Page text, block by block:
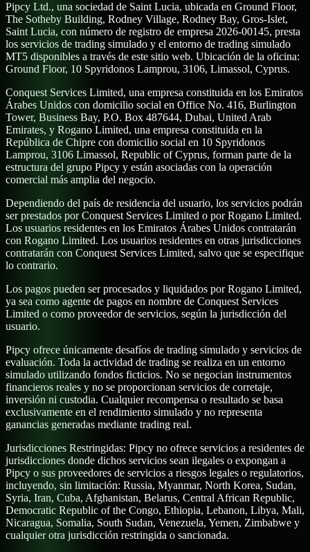
Pipcy Ltd., una sociedad de Saint Lucia, ubicada en Ground Floor,
The Sotheby Building, Rodney Village, Rodney Bay, Gros-Islet,
Saint Lucia, con número de registro de empresa 2026-00145, presta
los servicios de trading simulado y el entorno de trading simulado
MT5 disponibles a través de este sitio web. Ubicación de la oficina:
Ground Floor, 10 Spyridonos Lamprou, 3106, Limassol, Cyprus.
Conquest Services Limited, una empresa constituida en los Emiratos
Árabes Unidos con domicilio social en Office No. 416, Burlington
Tower, Business Bay, P.O. Box 487644, Dubai, United Arab
Emirates, y Rogano Limited, una empresa constituida en la
República de Chipre con domicilio social en 10 Spyridonos
Lamprou, 3106 Limassol, Republic of Cyprus, forman parte de la
estructura del grupo Pipcy y están asociadas con la operación
comercial más amplia del negocio.
Dependiendo del país de residencia del usuario, los servicios podrán
ser prestados por Conquest Services Limited o por Rogano Limited.
Los usuarios residentes en los Emiratos Árabes Unidos contratarán
con Rogano Limited. Los usuarios residentes en otras jurisdicciones
contratarán con Conquest Services Limited, salvo que se especifique
lo contrario.
Los pagos pueden ser procesados y liquidados por Rogano Limited,
ya sea como agente de pagos en nombre de Conquest Services
Limited o como proveedor de servicios, según la jurisdicción del
usuario.
Pipcy ofrece únicamente desafíos de trading simulado y servicios de
evaluación. Toda la actividad de trading se realiza en un entorno
simulado utilizando fondos ficticios. No se negocian instrumentos
financieros reales y no se proporcionan servicios de corretaje,
inversión ni custodia. Cualquier recompensa o resultado se basa
exclusivamente en el rendimiento simulado y no representa
ganancias generadas mediante trading real.
Jurisdicciones Restringidas: Pipcy no ofrece servicios a residentes de
jurisdicciones donde dichos servicios sean ilegales o expongan a
Pipcy o sus proveedores de servicios a riesgos legales o regulatorios,
incluyendo, sin limitación: Russia, Myanmar, North Korea, Sudan,
Syria, Iran, Cuba, Afghanistan, Belarus, Central African Republic,
Democratic Republic of the Congo, Ethiopia, Lebanon, Libya, Mali,
Nicaragua, Somalia, South Sudan, Venezuela, Yemen, Zimbabwe y
cualquier otra jurisdicción restringida o sancionada.